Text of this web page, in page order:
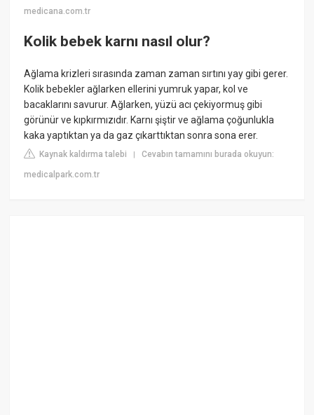
medicana.com.tr
Kolik bebek karnı nasıl olur?
Ağlama krizleri sırasında zaman zaman sırtını yay gibi gerer.
Kolik bebekler ağlarken ellerini yumruk yapar, kol ve
bacaklarını savurur. Ağlarken, yüzü acı çekiyormuş gibi
görünür ve kıpkırmızıdır. Karnı şiştir ve ağlama çoğunlukla
kaka yaptıktan ya da gaz çıkarttıktan sonra sona erer.
Kaynak kaldırma talebi |Cevabın tamamını burada okuyun:
medicalpark.com.tr